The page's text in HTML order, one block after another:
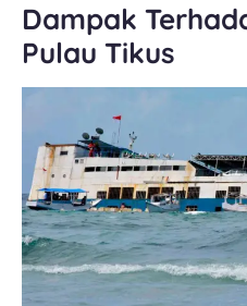
Dampak
Pulau Tikus